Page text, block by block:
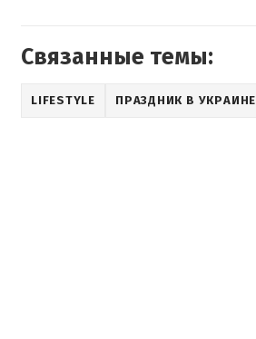
Связанные темы:
LIFESTYLE ПРАЗДНИК В УКРАИНЕ